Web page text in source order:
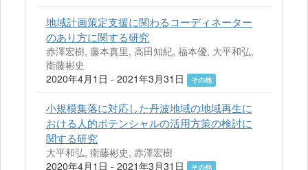
地域計画策定支援に関わるコーディネーター
のあり方に関する研究
赤澤宏樹, 藤本真里, 高田知紀, 福本優, 大平和弘,
衛藤彬史
2020年4月1日 - 2021年3月31日
その他
小規模集落に対応した丹波地域の地域再生に
おける人的ポテンシャルの活用方策の検討に
関する研究
大平和弘, 衛藤彬史, 赤澤宏樹
2020年4月1日 - 2021年3月31日
その他